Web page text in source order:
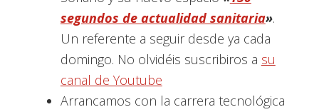
segundos de actualidad sanitaria».
Un referente a seguir desde ya cada
domingo. No olvidéis suscribiros a su
canal de Youtube
Arrancamos con la carrera tecnológica